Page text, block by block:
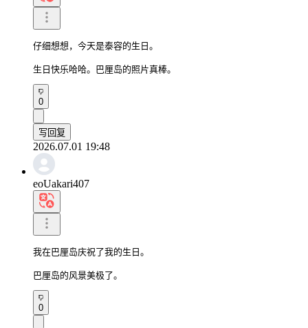
仔细想想，今天是泰容的生日。
生日快乐哈哈。巴厘岛的照片真棒。
0
写回复
2026.07.01 19:48
eoUakari407
我在巴厘岛庆祝了我的生日。
巴厘岛的风景美极了。
0